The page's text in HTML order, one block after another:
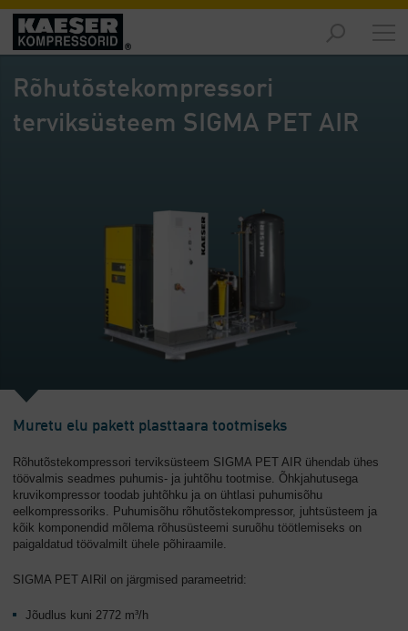
Turud
-
Ülevaade
Tooted
Ülevaade
Rõhutõstekompressori
terviksüsteem SIGMA PET AIR
Muretu elu pakett plasttaara tootmiseks
Rõhutõstekompressori terviksüsteem SIGMA PET AIR ühendab ühes
töövalmis seadmes puhumis- ja juhtõhu tootmise. Õhkjahutusega
kruvikompressor toodab juhtõhku ja on ühtlasi puhumisõhu
eelkompressoriks. Puhumisõhu rõhutõstekompressor, juhtsüsteem ja
kõik komponendid mõlema rõhusüsteemi suruõhu töötlemiseks on
paigaldatud töövalmilt ühele põhiraamile.
SIGMA PET AIRil on järgmised parameetrid:
Jõudlus kuni 2772 m³/h